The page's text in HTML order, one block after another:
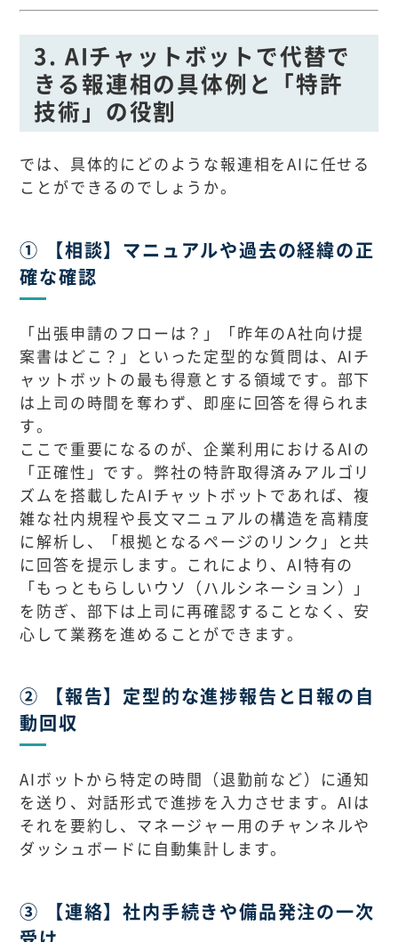
3. AIチャットボットで代替で
きる報連相の具体例と「特許
技術」の役割
では、具体的にどのような報連相をAIに任せる
ことができるのでしょうか。
① 【相談】マニュアルや過去の経緯の正
確な確認
「出張申請のフローは？」「昨年のA社向け提
案書はどこ？」といった定型的な質問は、AIチ
ャットボットの最も得意とする領域です。部下
は上司の時間を奪わず、即座に回答を得られま
す。
ここで重要になるのが、企業利用におけるAIの
「正確性」です。弊社の特許取得済みアルゴリ
ズムを搭載したAIチャットボットであれば、複
雑な社内規程や長文マニュアルの構造を高精度
に解析し、「根拠となるページのリンク」と共
に回答を提示します。これにより、AI特有の
「もっともらしいウソ（ハルシネーション）」
を防ぎ、部下は上司に再確認することなく、安
心して業務を進めることができます。
② 【報告】定型的な進捗報告と日報の自
動回収
AIボットから特定の時間（退勤前など）に通知
を送り、対話形式で進捗を入力させます。AIは
それを要約し、マネージャー用のチャンネルや
ダッシュボードに自動集計します。
③ 【連絡】社内手続きや備品発注の一次